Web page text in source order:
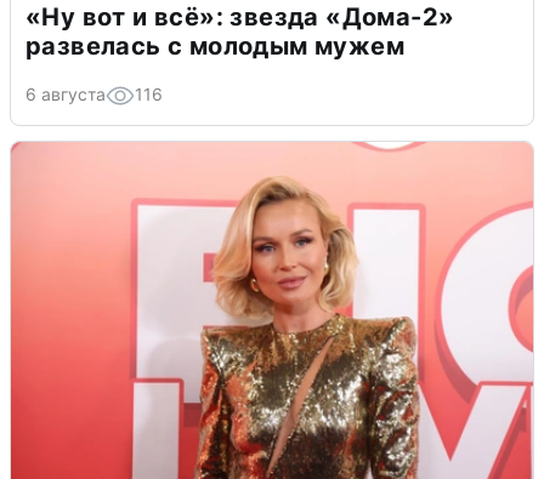
«Ну вот и всё»: звезда «Дома-2»
развелась с молодым мужем
6 августа 116